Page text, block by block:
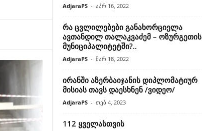
AdjaraPS - აპრ 16, 2022
რა ცვლილებები განახორციელა
ავთანდილ თალაკვაძემ – ოზურგეთის
მუნიციპალიტეტში?..
AdjaraPS - მარ 18, 2022
ირანში აზერბაიჯანის დიპლომატიურ
მისიას თავს დაესხნენ /ვიდეო/
AdjaraPS - თებ 4, 2023
112 ყველასთვის